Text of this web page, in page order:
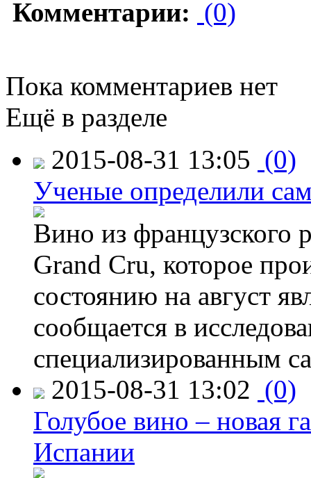
Комментарии: (0)
Пока комментариев нет
Ещё в разделе
2015-08-31 13:05 (0)
Ученые определили
Вино из французского
Grand Cru, которое
состоянию на август
сообщается в
специализированным
2015-08-31 13:02 (0)
Голубое вино – новая
Испании